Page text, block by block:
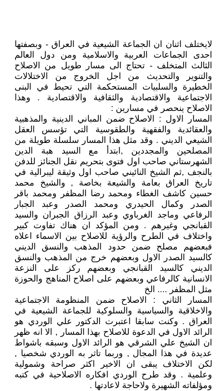
لايختلف اثنان ان الجماعة الشيعية في العراق - وبصفتها
احدى الجماعات العربية والاسلامية ومن دول العالم
الثالث المتخلف - تحتاج الى مسار طويل من الاصلاح
والتنوير والتحديث من اجل الخروج من الاختلالات
الخطيرة والسلبيات المستحكمة التي تحيط في البنى
الاجتماعية والاقتصادية والثقافية والاقتصادية . وهذا
الاصلاح ينحصر في مسارين :
المسار الاول : الاصلاح ضمن المباني الدينية والمذهبية
والعقائدية والفقهية والطقوسية التي تؤسس العقل
الشيعي الديني . وقد مثل هذا المسار سلسلة طويلة من
المصلحين والمجددين ,ابتدأ مع السيد هبة الدين
الشهرستاني صاحب اول فتوى بتحريم نقل الجنائز للدفن
بالنجف ,ثم الشيخ النائيني صاحب اول وثيقة ليبرالية في
تاريخ العراق بعامة والشيعة بخاصة , والشيخ محمد
حسين كاشف الغطاء ومحمد رضا المظفر ومحمد باقر
الصدر وكمال الحيدري ومحمد الصدر وعبد الجبار
الرفاعي وماجد الغرباوي وعبد الرزاق الجبران والسيد
القبانجي وغيرهم . ومن المؤكد ان هناك تفاوت كبير
واختلاف في الطرح والرؤية للاصلاح بين الاسماء اعلاه
فبعضهم مصلح ضمن حدود المذهب والنسق الديني
كالسيد الصدر الاول وبعضهم خرج من المذهب والنسق
الديني كالسيد القبانجي وبعضهم ركز على النزعة
الانسانية كالرفاعي وبعضهم على اصلاح المناهج والحوزة
مثل المظفر .... الخ
المسار الثاني : الاصلاح ضمن المنظومة الاجتماعية
والاخلاقية والسياسية والسلوكية للجماعة الشيعية في
العراق . وكنت سابقا اعتبرت الدكتور علي الوردي هو
الرائد الاول في الدعوة للاصلاح بهذا المسار , الا انه ظهر
ان الشيخ علي الشرقي هو الرائد الاول وسبقه باشواط
عديدة في هذا المجال , وربما تاثر به الوردي شخصيا ,
لكن الاختلاف يبقى ان الاخير اكثر صراحة وشمولية
وعلمية . وقد طرح الوردي افكاره الاصلاحية في كتبه
ومؤلفاته الشهيرة ولاحاجة لاعادتها .